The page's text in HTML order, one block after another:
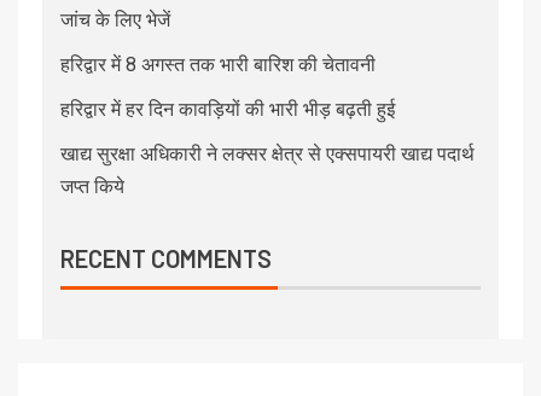
जांच के लिए भेजें
हरिद्वार में 8 अगस्त तक भारी बारिश की चेतावनी
हरिद्वार में हर दिन कावड़ियों की भारी भीड़ बढ़ती हुई
खाद्य सुरक्षा अधिकारी ने लक्सर क्षेत्र से एक्सपायरी खाद्य पदार्थ
जप्त किये
RECENT COMMENTS